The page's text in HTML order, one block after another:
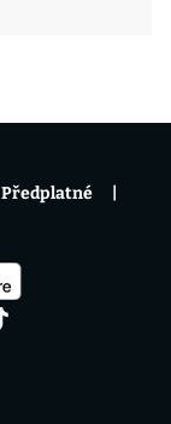
Předplatné